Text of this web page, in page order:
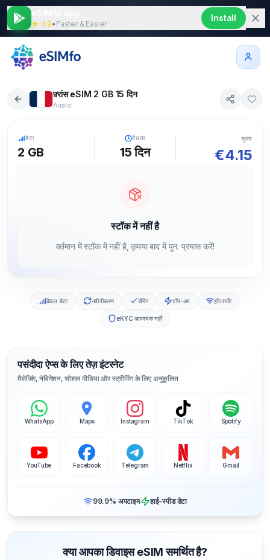
★ 4.9• Faster & Easier
Install
फ़्रांस eSIM 2 GB 15 दिन
Airalo
डेटा
2 GB
वैधता
15 दिन
मूल्य
€4.15
स्टॉक में नहीं है
वर्तमान में स्टॉक में नहीं है, कृपया बाद में पुन: प्रयास करें!
केवल डेटा नवीनीकरण रोमिंग टॉप-अप हॉटस्पॉट
eKYC आवश्यक नहीं
पसंदीदा ऐप्स के लिए तेज़ इंटरनेट
मैसेजिंग, नेविगेशन, सोशल मीडिया और स्ट्रीमिंग के लिए अनुकूलित
WhatsApp Maps Instagram TikTok Spotify
YouTube Facebook Telegram Netflix Gmail
99.9% अपटाइम हाई-स्पीड डेटा
क्या आपका डिवाइस eSIM समर्थित है?